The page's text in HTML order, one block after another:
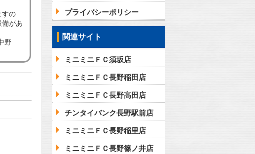
すの
があ
野
プライバシーポリシー
関連サイト
ミニミニＦＣ須坂店
ミニミニＦＣ長野稲田店
ミニミニＦＣ長野高田店
チンタイバンク長野駅前店
ミニミニＦＣ長野稲里店
ミニミニＦＣ長野篠ノ井店